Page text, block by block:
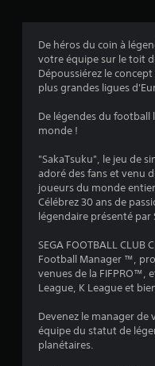
De héros du coin à
votre équipe sur le toit
Dépoussiérez le
plus grandes ligues
De légendes du football
monde !
"SakaTsuku", le jeu de
adoré des fans et venu
joueurs du monde
Célébrez 30 ans de
légendaire présenté par
SEGA FOOTBALL CLUB
Football Manager ™,
venues de la FIFPRO™,
League, K League et
Devenez le manager
équipe du statut de
planétaires.